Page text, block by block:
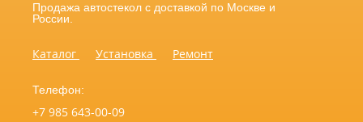
Продажа автостекол с доставкой по Москве и
России.
Каталог Установка Ремонт
Телефон:
+7 985 643-00-09